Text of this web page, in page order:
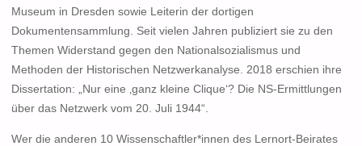
Museum in Dresden sowie Leiterin der dortigen
Dokumentensammlung. Seit vielen Jahren publiziert sie zu den
Themen Widerstand gegen den Nationalsozialismus und
Methoden der Historischen Netzwerkanalyse. 2018 erschien ihre
Dissertation: „Nur eine ‚ganz kleine Clique‘? Die NS-Ermittlungen
über das Netzwerk vom 20. Juli 1944“.
Wer die anderen 10 Wissenschaftler*innen des Lernort-Beirates